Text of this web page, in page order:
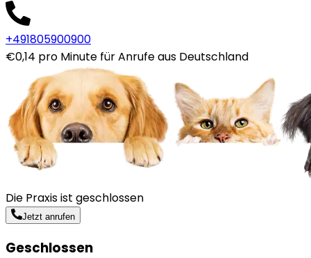
+491805900900
€0,14 pro Minute für Anrufe aus Deutschland
Die Praxis ist geschlossen
Jetzt anrufen
Geschlossen